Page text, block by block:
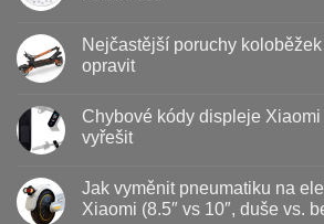
koloběžky
kdy
jak
prodloužit
životnost
u
textu
s
vyměnit
brzdové
destičky
na
koloběžce
Nejčastější poruchy
opravit
u
textu
s
poruchy
koloběžek
Kugoo
Chybové kódy displeje
vyřešit
textu
s
Jak vyměnit pneumatiku na
Xiaomi (8.5″ vs 10″, duše vs.